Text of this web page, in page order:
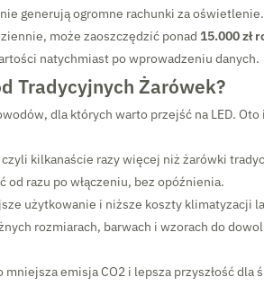
generują ogromne rachunki za
może zaoszczędzić ponad 15.000 zł
natychmiast po wprowadzeniu danych.
Tradycyjnych Żarówek?
dla których warto przejść na LED.
czyli kilkanaście razy więcej niż żarówki
od razu po włączeniu, bez opóźnienia.
użytkowanie i niższe koszty klimatyzacji
rozmiarach, barwach i wzorach do
emisja CO2 i lepsza przyszłość dla